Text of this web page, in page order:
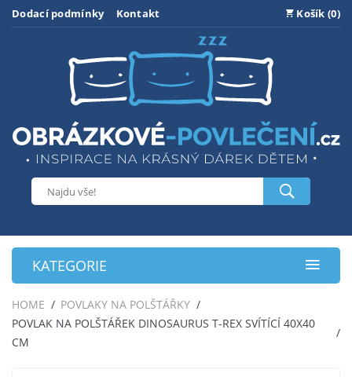
Dodací podmínky Kontakt Košík (0)
KATEGORIE
HOME
POVLAKY NA POLŠTÁŘKY
POVLAK NA POLŠTÁŘEK DINOSAURUS T-REX SVÍTÍCÍ 40X40
CM